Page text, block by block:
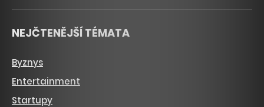
NEJČTENĚJŠÍ TÉMATA
Byznys
Entertainment
Startupy